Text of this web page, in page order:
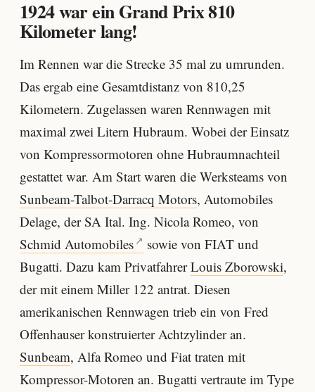
1924 war ein Grand Prix 810
Kilometer lang!
Im Rennen war die Strecke 35 mal zu umrunden.
Das ergab eine Gesamtdistanz von 810,25
Kilometern. Zugelassen waren Rennwagen mit
maximal zwei Litern Hubraum. Wobei der Einsatz
von Kompressormotoren ohne Hubraumnachteil
gestattet war. Am Start waren die Werksteams von
Sunbeam-Talbot-Darracq Motors, Automobiles
Delage, der SA Ital. Ing. Nicola Romeo, von
Schmid Automobiles
sowie von FIAT und
Bugatti. Dazu kam PrivatfahrerLouis Zborowski,
der mit einem Miller 122 antrat. Diesen
amerikanischen Rennwagen trieb ein von Fred
Offenhauser konstruierter Achtzylinder an.
Sunbeam, Alfa Romeo und Fiat traten mit
Kompressor-Motoren an. Bugatti vertraute im Type